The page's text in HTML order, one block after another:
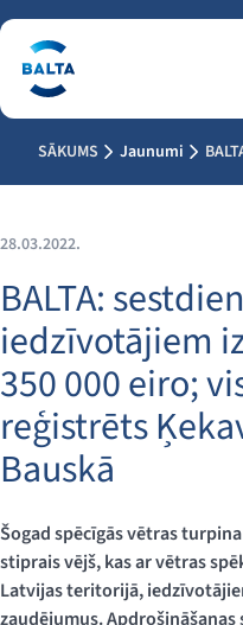
SĀKUMS Jaunumi
28.03.2022.
BALTA:
iedzīvotājiem
350 000 eiro;
reģistrēts
Bauskā
Šogad spēcīgās vētras
stiprais vējš, kas ar vētras
Latvijas teritorijā,
zaudējumus. Apdrošināšanas